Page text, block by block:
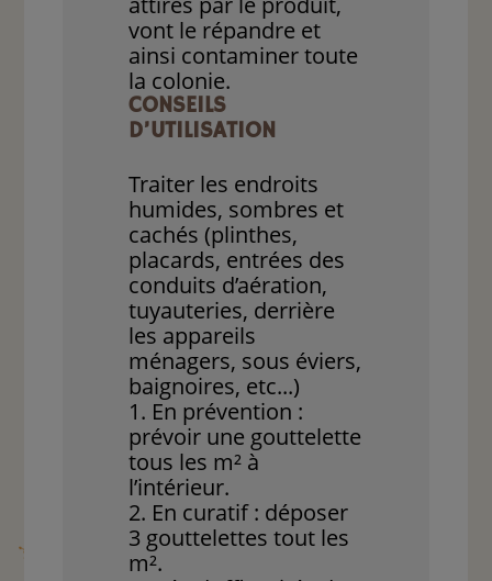
vont le répandre et
ainsi contaminer toute
la colonie.
CONSEILS
D’UTILISATION
Traiter les endroits
humides, sombres et
cachés (plinthes,
placards, entrées des
conduits d’aération,
tuyauteries, derrière
les appareils
ménagers, sous éviers,
baignoires, etc...)
1. En prévention :
prévoir une gouttelette
tous les m² à
l’intérieur.
2. En curatif : déposer
3 gouttelettes tout les
m².